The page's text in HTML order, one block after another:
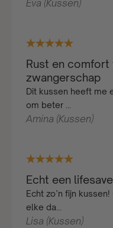
Eva (Kussen)
Rust en comfort
zwangerschap
Dit kussen heeft me
om beter ...
Amina (Kussen)
Echt een
Echt zo’n fijn kussen!
elke da...
Lisa (Kussen)